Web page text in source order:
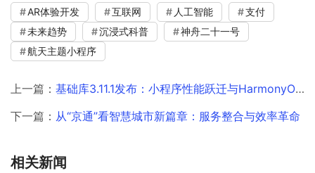
AR体验开发 互联网 人工智能
支付
未来趋势
沉浸式科普
神舟二十一号
航天主题小程序
上一篇： 基础库3.11.1发布：小程序性能跃迁与HarmonyOS生态融合实战指南
下一篇： 从“京通”看智慧城市新篇章：服务整合与效率革命
相关新闻